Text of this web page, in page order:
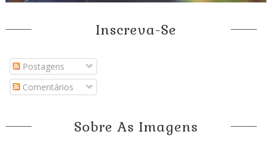
Inscreva-Se
Postagens
Comentários
Sobre As Imagens